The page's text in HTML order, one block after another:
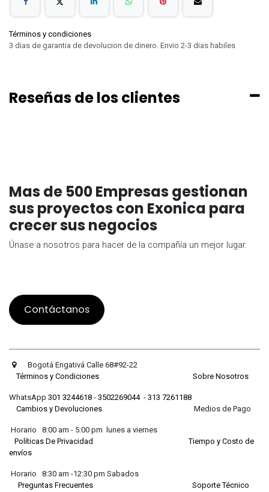
Términos y condiciones
3 dias de garantia de devolucion de dinero. Envio 2-3 dias habiles
Reseñas de los clientes
Mas de 500 Empresas gestionan
sus proyectos con Exonica para
crecer sus negocios
Únase a nosotros para hacer de la compañía un mejor lugar.
Contáctanos
Bogotá Engativá Calle 68#92-22
Términos y Condiciones
Sobre Nosotros
WhatsApp 301 3244618 - 3502269044- 313 7261188
Cambios y Devoluciones Medios de Pago
Horario 8:00 am - 5:00 pm lunes a viernes
Políticas De Privacidad
Tiempo y Costo de
envíos
Horario 8:30 am -12:30 pm Sabados
Preguntas Frecuentes
Soporte Técnico